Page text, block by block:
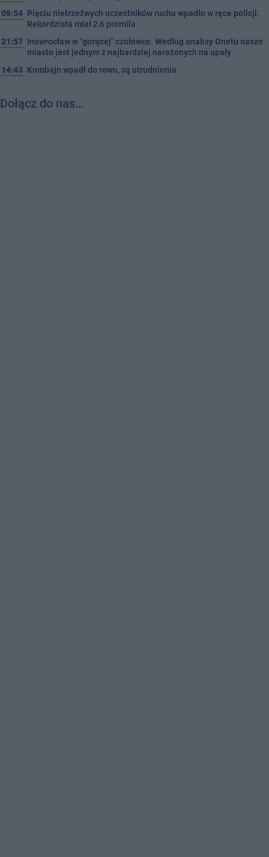
09:54 Pięciu nietrzeźwych uczestników ruchu wpadło w ręce policji.
Rekordzista miał 2,6 promila
21:57 Inowrocław w "gorącej" czołówce. Według analizy Onetu nasze
miasto jest jednym z najbardziej narażonych na upały
14:43 Kombajn wpadł do rowu, są utrudnienia
Dołącz do nas…